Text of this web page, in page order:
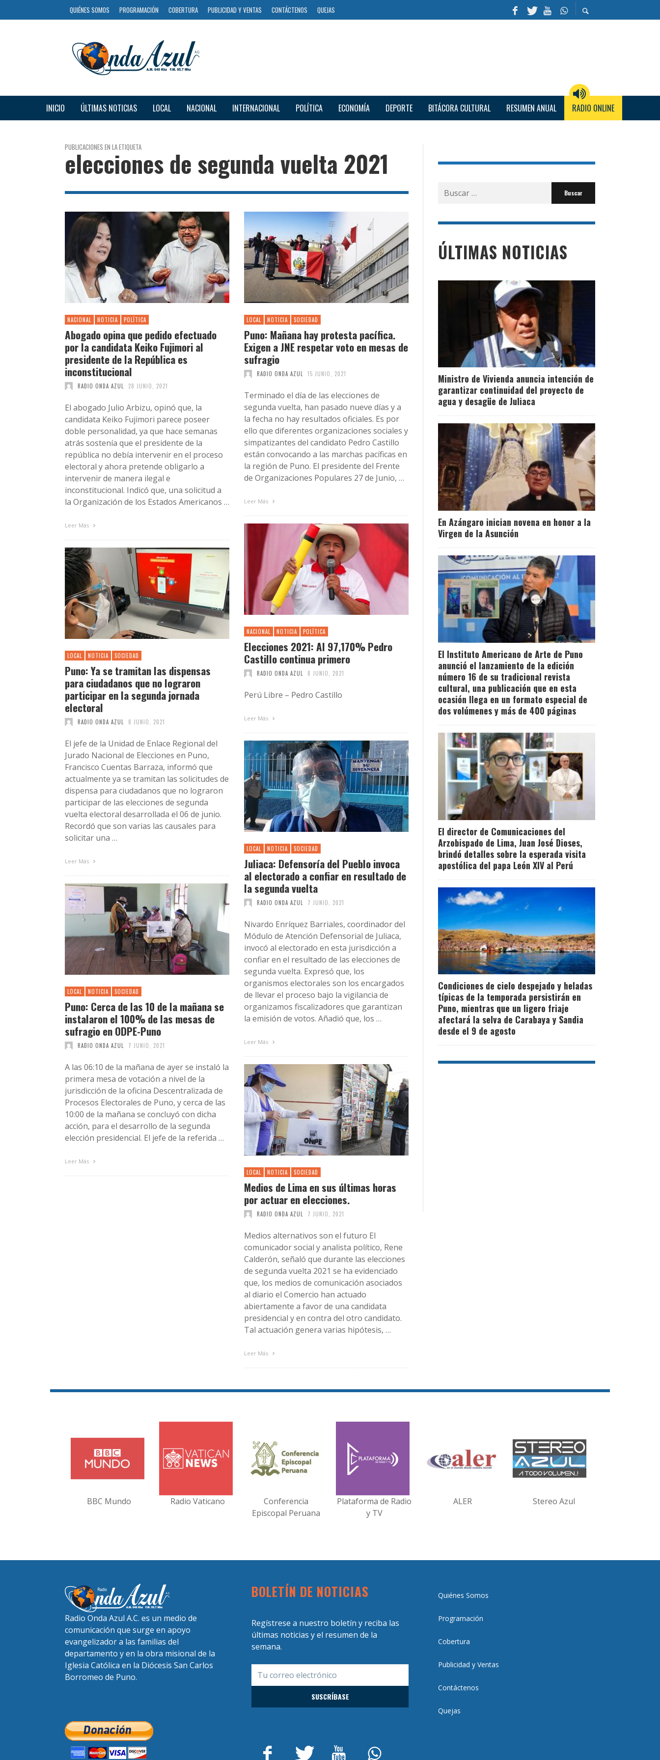
QUIÉNES SOMOS PROGRAMACIÓN COBERTURA PUBLICIDAD Y VENTAS CONTÁCTENOS QUEJAS
INICIO ÚLTIMAS NOTICIAS LOCAL NACIONAL INTERNACIONAL POLÍTICA ECONOMÍA DEPORTE BITÁCORA CULTURAL RESUMEN ANUAL RADIO ONLINE
PUBLICACIONES EN LA ETIQUETA
elecciones de segunda vuelta 2021
NACIONAL NOTICIA POLÍTICA
Abogado opina que pedido efectuado
por la candidata Keiko Fujimori al
presidente de la República es
inconstitucional
RADIO ONDA AZUL 28 JUNIO, 2021
El abogado Julio Arbizu, opinó que, la
candidata Keiko Fujimori parece poseer
doble personalidad, ya que hace semanas
atrás sostenía que el presidente de la
república no debía intervenir en el proceso
electoral y ahora pretende obligarlo a
intervenir de manera ilegal e
inconstitucional. Indicó que, una solicitud a
la Organización de los Estados Americanos …
Leer Más
LOCAL NOTICIA SOCIEDAD
Puno: Mañana hay protesta pacífica.
Exigen a JNE respetar voto en mesas de
sufragio
RADIO ONDA AZUL 15 JUNIO, 2021
Terminado el día de las elecciones de
segunda vuelta, han pasado nueve días y a
la fecha no hay resultados oficiales. Es por
ello que diferentes organizaciones sociales y
simpatizantes del candidato Pedro Castillo
están convocando a las marchas pacíficas en
la región de Puno. El presidente del Frente
de Organizaciones Populares 27 de Junio, …
Leer Más
NACIONAL NOTICIA POLÍTICA
Elecciones 2021: Al 97,170% Pedro
Castillo continua primero
RADIO ONDA AZUL 8 JUNIO, 2021
Perú Libre – Pedro Castillo
Leer Más
LOCAL NOTICIA SOCIEDAD
Puno: Ya se tramitan las dispensas
para ciudadanos que no lograron
participar en la segunda jornada
electoral
RADIO ONDA AZUL 8 JUNIO, 2021
El jefe de la Unidad de Enlace Regional del
Jurado Nacional de Elecciones en Puno,
Francisco Cuentas Barraza, informó que
actualmente ya se tramitan las solicitudes de
dispensa para ciudadanos que no lograron
participar de las elecciones de segunda
vuelta electoral desarrollada el 06 de junio.
Recordó que son varias las causales para
solicitar una …
Leer Más
LOCAL NOTICIA SOCIEDAD
Juliaca: Defensoría del Pueblo invoca
al electorado a confiar en resultado de
la segunda vuelta
RADIO ONDA AZUL 7 JUNIO, 2021
Nivardo Enríquez Barriales, coordinador del
Módulo de Atención Defensorial de Juliaca,
invocó al electorado en esta jurisdicción a
confiar en el resultado de las elecciones de
segunda vuelta. Expresó que, los
organismos electorales son los encargados
de llevar el proceso bajo la vigilancia de
organizamos fiscalizadores que garantizan
la emisión de votos. Añadió que, los …
Leer Más
LOCAL NOTICIA SOCIEDAD
Puno: Cerca de las 10 de la mañana se
instalaron el 100% de las mesas de
sufragio en ODPE-Puno
RADIO ONDA AZUL 7 JUNIO, 2021
A las 06:10 de la mañana de ayer se instaló la
primera mesa de votación a nivel de la
jurisdicción de la oficina Descentralizada de
Procesos Electorales de Puno, y cerca de las
10:00 de la mañana se concluyó con dicha
acción, para el desarrollo de la segunda
elección presidencial. El jefe de la referida …
Leer Más
LOCAL NOTICIA SOCIEDAD
Medios de Lima en sus últimas horas
por actuar en elecciones.
RADIO ONDA AZUL 7 JUNIO, 2021
Medios alternativos son el futuro El
comunicador social y analista político, Rene
Calderón, señaló que durante las elecciones
de segunda vuelta 2021 se ha evidenciado
que, los medios de comunicación asociados
al diario el Comercio han actuado
abiertamente a favor de una candidata
presidencial y en contra del otro candidato.
Tal actuación genera varias hipótesis, …
Leer Más
Buscar
por:
ÚLTIMAS NOTICIAS
Ministro de Vivienda anuncia intención de
garantizar continuidad del proyecto de
agua y desagüe de Juliaca
En Azángaro inician novena en honor a la
Virgen de la Asunción
El Instituto Americano de Arte de Puno
anunció el lanzamiento de la edición
número 16 de su tradicional revista
cultural, una publicación que en esta
ocasión llega en un formato especial de
dos volúmenes y más de 400 páginas
El director de Comunicaciones del
Arzobispado de Lima, Juan José Dioses,
brindó detalles sobre la esperada visita
apostólica del papa León XIV al Perú
Condiciones de cielo despejado y heladas
típicas de la temporada persistirán en
Puno, mientras que un ligero friaje
afectará la selva de Carabaya y Sandia
desde el 9 de agosto
BBC Mundo Radio Vaticano
Conferencia
Episcopal Peruana
Plataforma de Radio
y TV
ALER Stereo Azul
Radio Onda Azul A.C. es un medio de
comunicación que surge en apoyo
evangelizador a las familias del
departamento y en la obra misional de la
Iglesia Católica en la Diócesis San Carlos
Borromeo de Puno.
BOLETÍN DE NOTICIAS
Regístrese a nuestro boletín y reciba las
últimas noticias y el resumen de la
semana.
Quiénes Somos
Programación
Cobertura
Publicidad y Ventas
Contáctenos
Quejas